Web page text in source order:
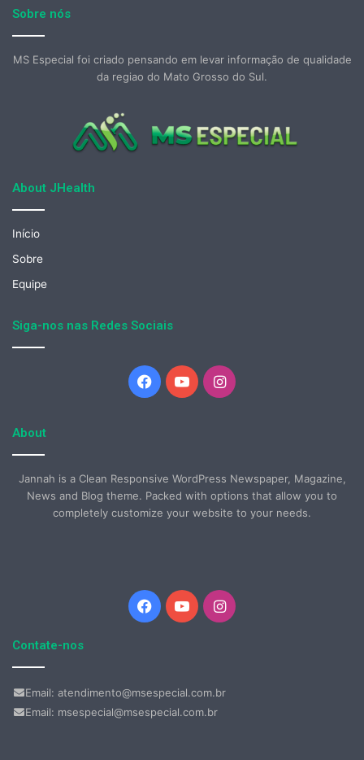
Sobre nós
MS Especial foi criado pensando em levar informação de qualidade
da regiao do Mato Grosso do Sul.
About JHealth
Início
Sobre
Equipe
Siga-nos nas Redes Sociais
Facebook
YouTubeInstagram
About
Jannah is a Clean Responsive WordPress Newspaper, Magazine,
News and Blog theme. Packed with options that allow you to
completely customize your website to your needs.
Facebook
YouTubeInstagram
Contate-nos
Email: atendimento@msespecial.com.br
Email: msespecial@msespecial.com.br